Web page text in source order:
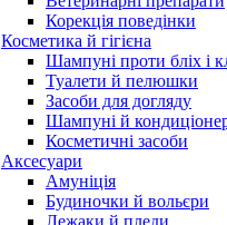
Корекція поведінки
Косметика й гігієна
Шампуні проти бліх і
Туалети й пелюшки
Засоби для догляду
Шампуні й
Косметичні засоби
Аксесуари
Амуніція
Будиночки й вольєри